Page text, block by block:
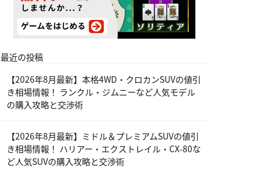
最近の投稿
【2026年8月最新】本格4WD・クロカンSUVの値引
き相場情報！ ランクル・ジムニーなど人気モデル
の購入攻略と交渉術
【2026年8月最新】ミドル＆プレミアムSUVの値引
き相場情報！ ハリアー・エクストレイル・CX-80な
ど人気SUVの購入攻略と交渉術